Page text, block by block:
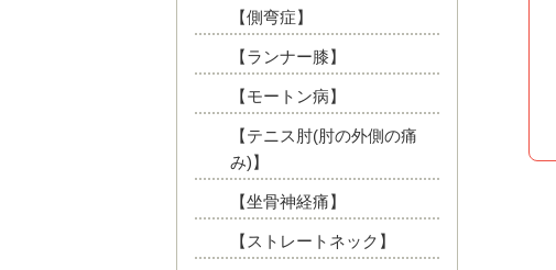
【側弯症】
【ランナー膝】
【モートン病】
【テニス肘(肘の外側の痛
み)】
【坐骨神経痛】
【ストレートネック】